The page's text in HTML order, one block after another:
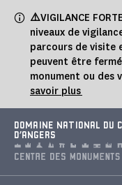
⚠️VIGILANCE
niveaux de
parcours de visite
peuvent être
monument ou des
savoir plus
DOMAINE NATIONAL DU
D'ANGERS